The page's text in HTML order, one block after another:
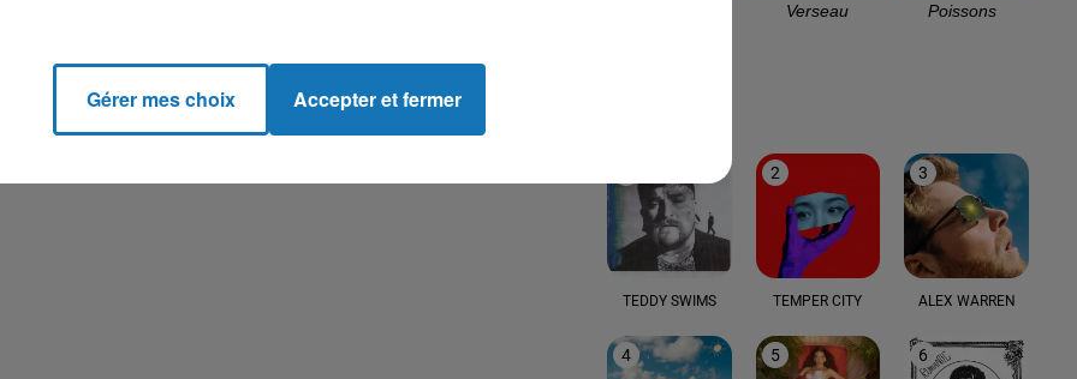
Verseau Poissons
TEDDY SWIMS
2
TEMPER CITY
3
ALEX WARREN
4 5 6
Gérer mes choix Accepter et fermer